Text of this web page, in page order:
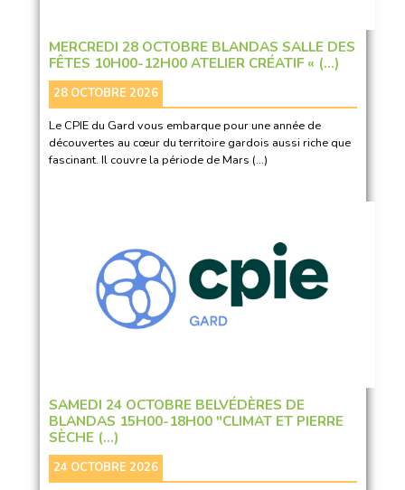
MERCREDI 28 OCTOBRE BLANDAS SALLE DES
FÊTES 10H00-12H00 ATELIER CRÉATIF « (…)
28 OCTOBRE 2026
Le CPIE du Gard vous embarque pour une année de
découvertes au cœur du territoire gardois aussi riche que
fascinant. Il couvre la période de Mars (…)
SAMEDI 24 OCTOBRE BELVÉDÈRES DE
BLANDAS 15H00-18H00 "CLIMAT ET PIERRE
SÈCHE (…)
24 OCTOBRE 2026